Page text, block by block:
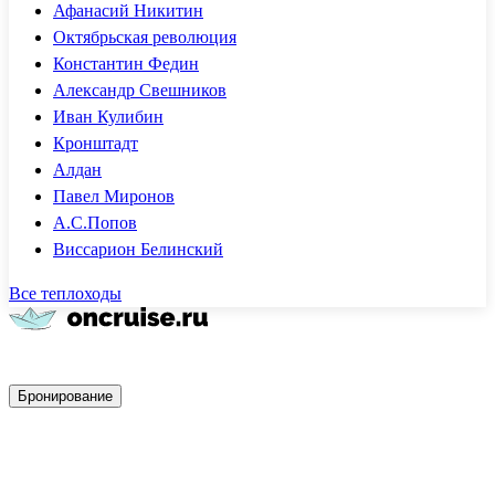
Афанасий Никитин
Октябрьская революция
Константин Федин
Александр Свешников
Иван Кулибин
Кронштадт
Алдан
Павел Миронов
А.С.Попов
Виссарион Белинский
Все теплоходы
Бронирование